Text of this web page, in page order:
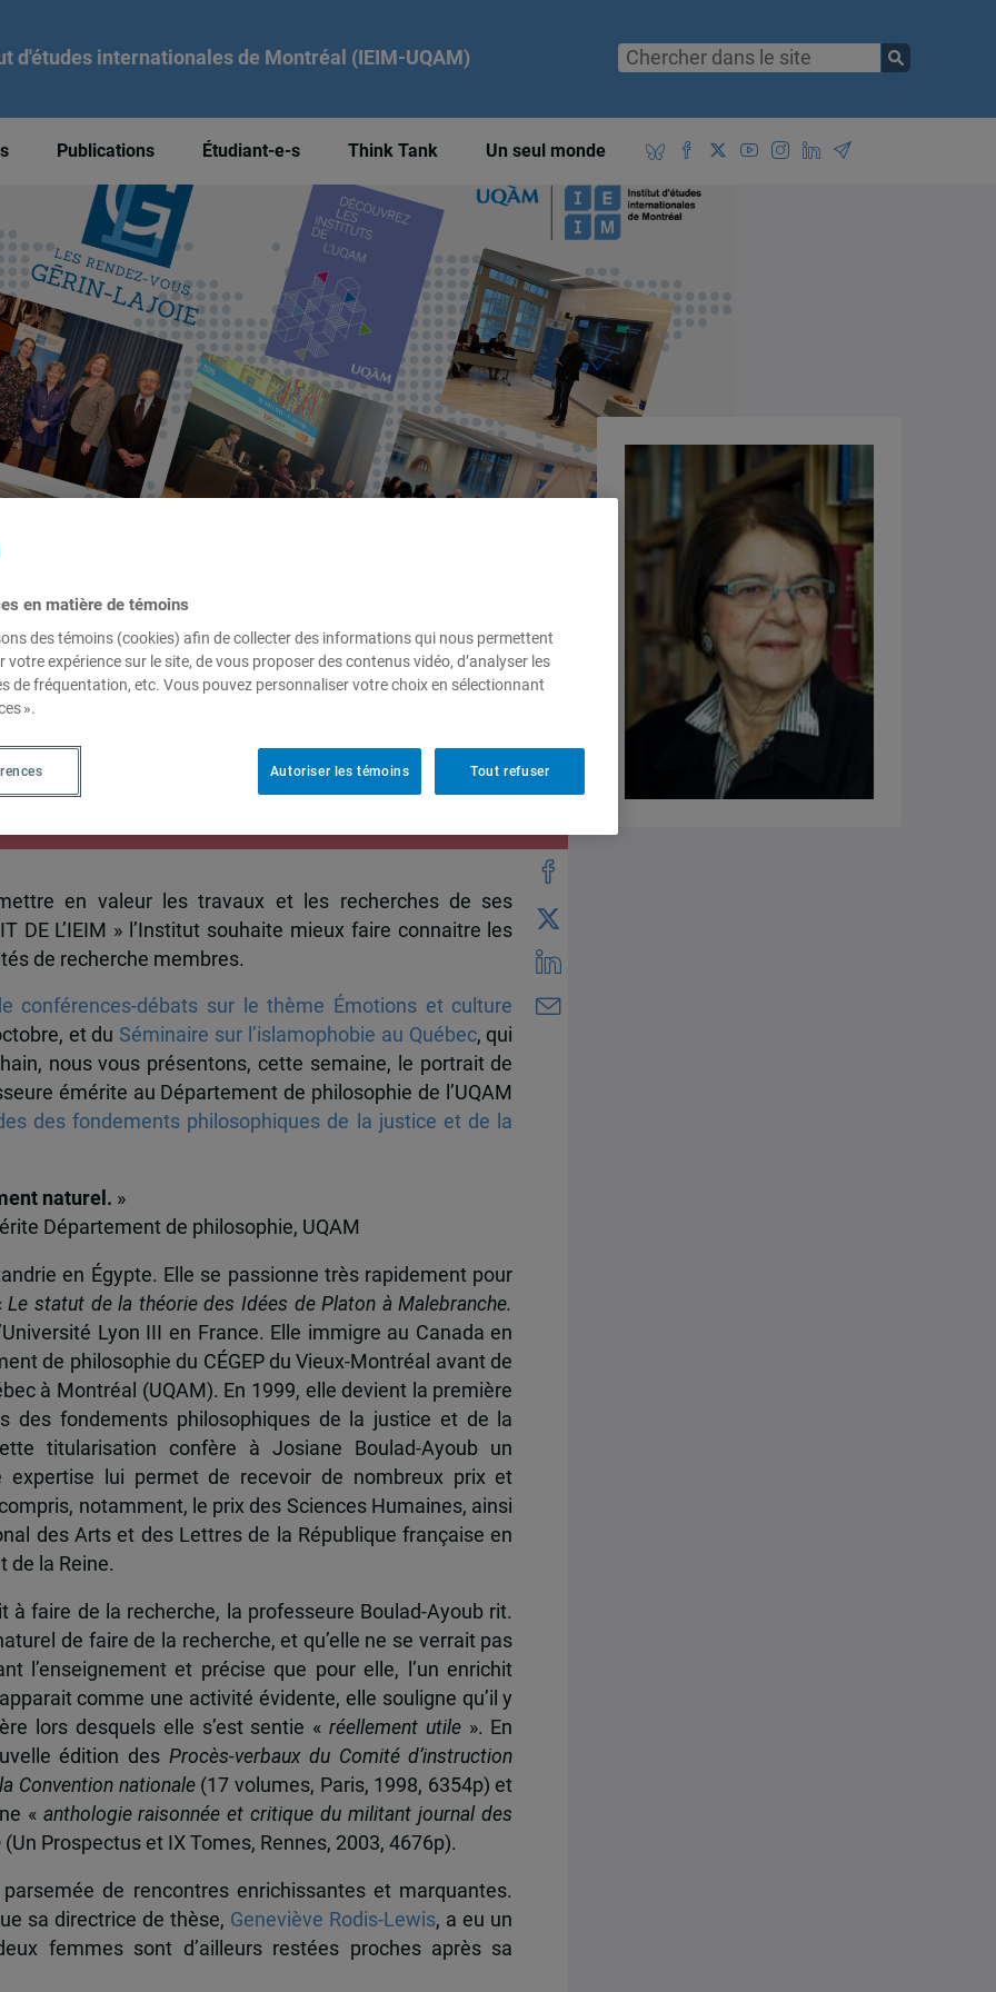
d'études internationales de Montréal (IEIM-UQAM)
Publications Étudiant-e-s Think Tank Un seul monde
Josiane Boulad-Ayoub,
Département de
de la Chaire UNESCO d’études des fondements
démocratique au Canada
en valeur les travaux et les recherches de ses
DE L’IEIM » l’Institut souhaite mieux faire connaitre les
de recherche membres.
conférences-débats sur le thème Émotions et culture
et du Séminaire sur l’islamophobie au Québec, qui
nous vous présentons, cette semaine, le portrait de
émérite au Département de philosophie de l’UQAM
des fondements philosophiques de la justice et de la
naturel. »
Département de philosophie, UQAM
en Égypte. Elle se passionne très rapidement pour
Le statut de la théorie des Idées de Platon à Malebranche.
Lyon III en France. Elle immigre au Canada en
de philosophie du CÉGEP du Vieux-Montréal avant de
à Montréal (UQAM). En 1999, elle devient la première
des fondements philosophiques de la justice et de la
titularisation confère à Josiane Boulad-Ayoub un
expertise lui permet de recevoir de nombreux prix et
notamment, le prix des Sciences Humaines, ainsi
des Arts et des Lettres de la République française en
de la Reine.
à faire de la recherche, la professeure Boulad-Ayoub rit.
de faire de la recherche, et qu’elle ne se verrait pas
l’enseignement et précise que pour elle, l’un enrichit
comme une activité évidente, elle souligne qu’il y
lors desquels elle s’est sentie «réellement utile ». En
édition des Procès-verbaux du Comité d’instruction
Convention nationale (17 volumes, Paris, 1998, 6354p) et
« anthologie raisonnée et critique du militant journal des
(Un Prospectus et IX Tomes, Rennes, 2003, 4676p).
de rencontres enrichissantes et marquantes.
sa directrice de thèse, Geneviève Rodis-Lewis, a eu un
femmes sont d’ailleurs restées proches après sa
en matière de témoins
des témoins (cookies) afin de collecter des informations qui nous permettent
votre expérience sur le site, de vous proposer des contenus vidéo, d’analyser les
de fréquentation, etc. Vous pouvez personnaliser votre choix en sélectionnant
».
Tout refuser
Autoriser les témoins